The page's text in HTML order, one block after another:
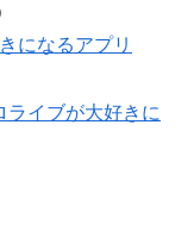
になるアプリ
イブが大好きに